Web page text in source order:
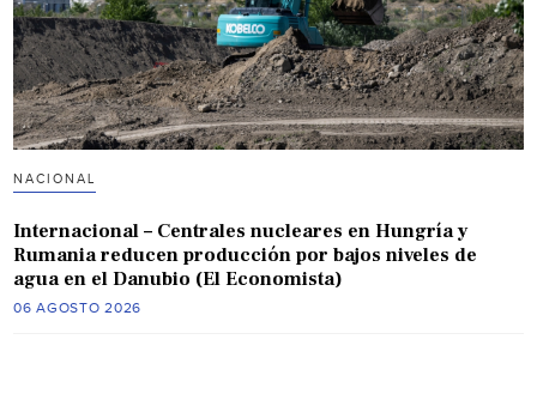
NACIONAL
Internacional – Centrales nucleares en Hungría y
Rumania reducen producción por bajos niveles de
agua en el Danubio (El Economista)
06 AGOSTO 2026